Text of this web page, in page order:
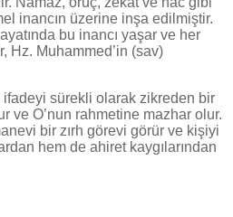
inancın üzerine inşa edilmiştir.
bu inancı yaşar ve her
Hz. Muhammed’in (sav)
ifadeyi sürekli olarak zikreden bir
ve O’nun rahmetine mazhar olur.
bir zırh görevi görür ve kişiyi
hem de ahiret kaygılarından